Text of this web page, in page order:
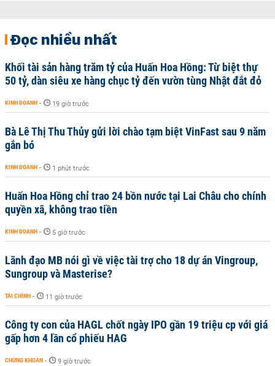
Đọc nhiều nhất
Khối tài sản hàng trăm tỷ của Huấn Hoa Hồng: Từ biệt thự
50 tỷ, dàn siêu xe hàng chục tỷ đến vườn tùng Nhật đắt đỏ
KINH DOANH - 19 giờ trước
Bà Lê Thị Thu Thủy gửi lời chào tạm biệt VinFast sau 9 năm
gắn bó
KINH DOANH - 1 phút trước
Huấn Hoa Hồng chỉ trao 24 bồn nước tại Lai Châu cho chính
quyền xã, không trao tiền
KINH DOANH - 5 giờ trước
Lãnh đạo MB nói gì về việc tài trợ cho 18 dự án Vingroup,
Sungroup và Masterise?
TÀI CHÍNH - 11 giờ trước
Công ty con của HAGL chốt ngày IPO gần 19 triệu cp với giá
gấp hơn 4 lần cổ phiếu HAG
CHỨNG KHOÁN - 9 giờ trước